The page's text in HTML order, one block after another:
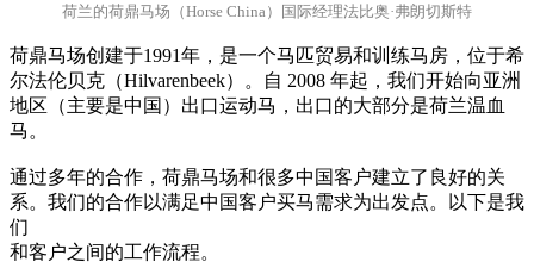
荷兰的荷鼎马场（Horse China）国际经理法比奥·弗朗切斯特
荷鼎马场创建于1991年，是一个马匹贸易和训练马房，位于希
尔法伦贝克（Hilvarenbeek）。自 2008 年起，我们开始向亚洲
地区（主要是中国）出口运动马，出口的大部分是荷兰温血
马。
通过多年的合作，荷鼎马场和很多中国客户建立了良好的关
系。我们的合作以满足中国客户买马需求为出发点。以下是我
们
和客户之间的工作流程。